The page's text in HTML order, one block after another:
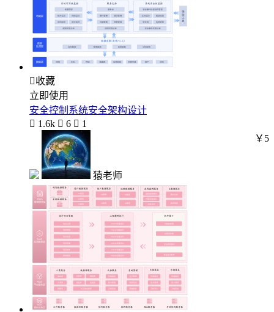
收藏
立即使用
安全控制系统安全架构设计
 1.6k  6  1
猿老师
￥5